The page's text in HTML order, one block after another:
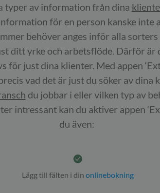
typer av information från dina
för en person kanske inte
behöver anges inför alla
ditt yrke och arbetsflöde. Därför
just dina klienter. Med appen
vad det är just du söker av dina
du jobbar i eller vilken typ av
intressant kan du aktiver appen
du även:
Lägg till fälten i din onlinebokning